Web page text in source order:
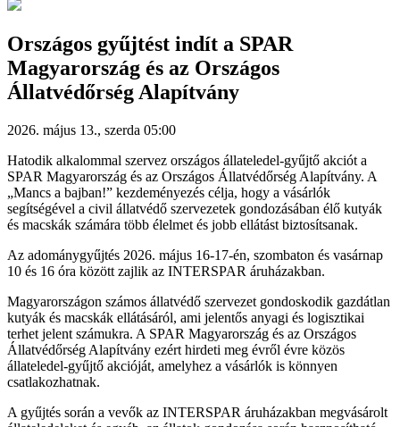
Országos gyűjtést indít a SPAR
Magyarország és az Országos
Állatvédőrség Alapítvány
2026. május 13., szerda 05:00
Hatodik alkalommal szervez országos állateledel-gyűjtő akciót a
SPAR Magyarország és az Országos Állatvédőrség Alapítvány. A
„Mancs a bajban!” kezdeményezés célja, hogy a vásárlók
segítségével a civil állatvédő szervezetek gondozásában élő kutyák
és macskák számára több élelmet és jobb ellátást biztosítsanak.
Az adománygyűjtés 2026. május 16-17-én, szombaton és vasárnap
10 és 16 óra között zajlik az INTERSPAR áruházakban.
Magyarországon számos állatvédő szervezet gondoskodik gazdátlan
kutyák és macskák ellátásáról, ami jelentős anyagi és logisztikai
terhet jelent számukra. A SPAR Magyarország és az Országos
Állatvédőrség Alapítvány ezért hirdeti meg évről évre közös
állateledel-gyűjtő akcióját, amelyhez a vásárlók is könnyen
csatlakozhatnak.
A gyűjtés során a vevők az INTERSPAR áruházakban megvásárolt